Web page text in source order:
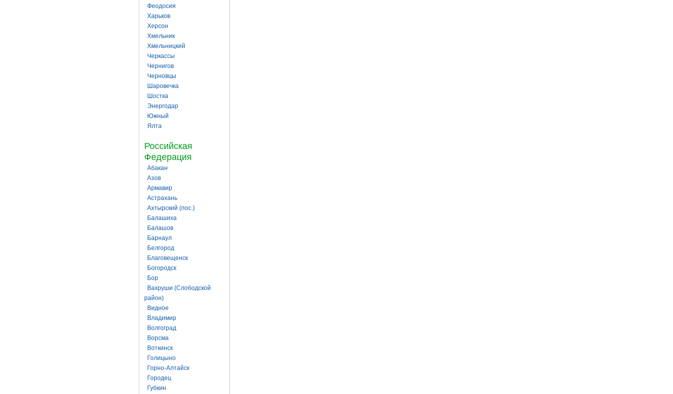
Феодосия
Харьков
Херсон
Хмельник
Хмельницкий
Черкассы
Чернигов
Черновцы
Шаровечка
Шостка
Энергодар
Южный
Ялта
Российская
Федерация
Абакан
Азов
Армавир
Астрахань
Ахтырский (пос.)
Балашиха
Балашов
Барнаул
Белгород
Благовещенск
Богородск
Бор
Вахруши (Слободской
район)
Видное
Владимир
Волгоград
Ворсма
Воткинск
Голицыно
Горно-Алтайск
Городец
Губкин